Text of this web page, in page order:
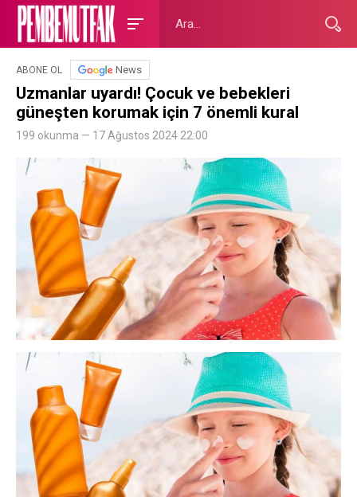
ABONE OL News
Uzmanlar uyardı! Çocuk ve bebekleri
güneşten korumak için 7 önemli kural
199 okunma — 17 Ağustos 2024 22:00